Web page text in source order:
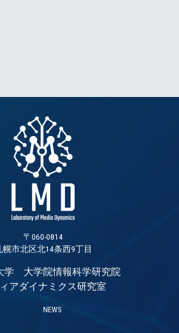
〒060-0814
幌市北区北14条西9丁目
学 大学院情報科学研究院
アダイナミクス研究室
NEWS